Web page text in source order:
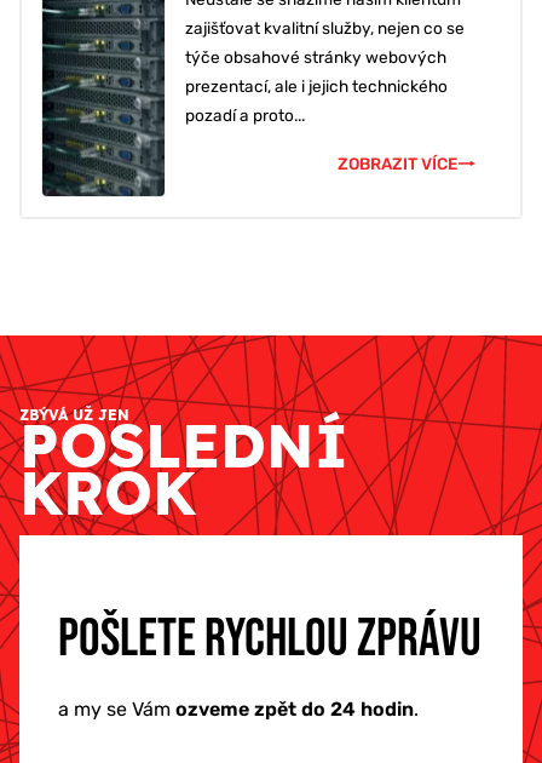
zajišťovat kvalitní služby, nejen co se
týče obsahové stránky webových
prezentací, ale i jejich technického
pozadí a proto...
ZOBRAZIT VÍCE
ZBÝVÁ UŽ JEN
POSLEDNÍ
KROK
POŠLETE RYCHLOU ZPRÁVU
a my se Vám ozveme zpět do 24 hodin.